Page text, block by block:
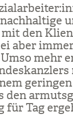
den
aber
mehr
gerin­gen
den
für Tag